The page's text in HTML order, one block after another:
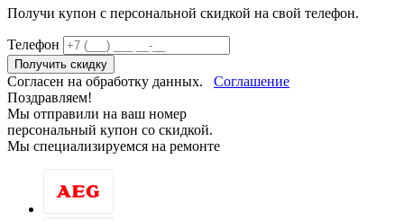
Получи купон c персональной скидкой на свой телефон.
Телефон
Получить скидку
Согласен на обработку данных. Соглашение
Поздравляем!
Мы отправили на ваш номер
персональный купон со скидкой.
Мы специализируемся на ремонте